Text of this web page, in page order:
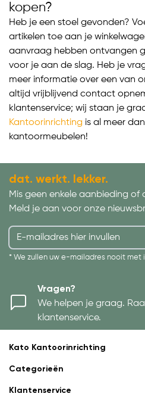
kopen?
Heb je een stoel gevonden?
artikelen toe aan je
aanvraag hebben ontvangen
voor je aan de slag. Heb je
meer informatie over een van
altijd vrijblijvend contact
klantenservice; wij staan je
Kantoorinrichting is al meer
kantoormeubelen!
dat. werkt. lekker.
Mis geen enkele aanbieding of
Meld je aan voor onze
* We zullen uw e-mailadres nooit met
Vragen?
We helpen je graag.
klantenservice.
Kato Kantoorinrichting
Categorieën
Klantenservice